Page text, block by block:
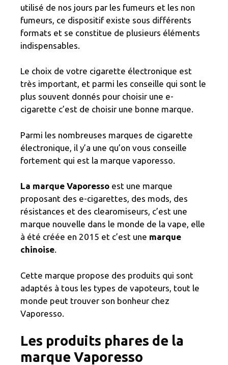
utilisé de nos jours par les fumeurs et les non
fumeurs, ce dispositif existe sous différents
formats et se constitue de plusieurs éléments
indispensables.
Le choix de votre cigarette électronique est
très important, et parmi les conseille qui sont le
plus souvent donnés pour choisir une e-
cigarette c’est de choisir une bonne marque.
Parmi les nombreuses marques de cigarette
électronique, il y’a une qu’on vous conseille
fortement qui est la marque vaporesso.
La marque Vaporesso est une marque
proposant des e-cigarettes, des mods, des
résistances et des clearomiseurs, c’est une
marque nouvelle dans le monde de la vape, elle
à été créée en 2015 et c’est une marque
chinoise.
Cette marque propose des produits qui sont
adaptés à tous les types de vapoteurs, tout le
monde peut trouver son bonheur chez
Vaporesso.
Les produits phares de la
marque Vaporesso